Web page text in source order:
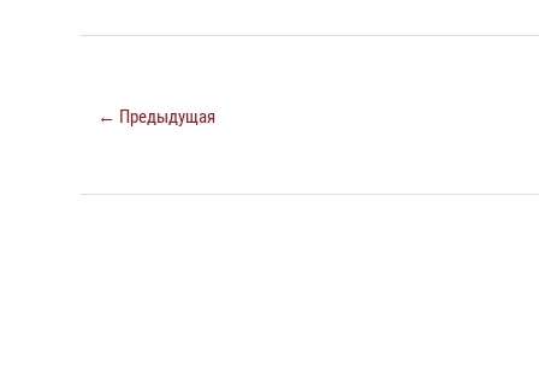
← Предыдущая